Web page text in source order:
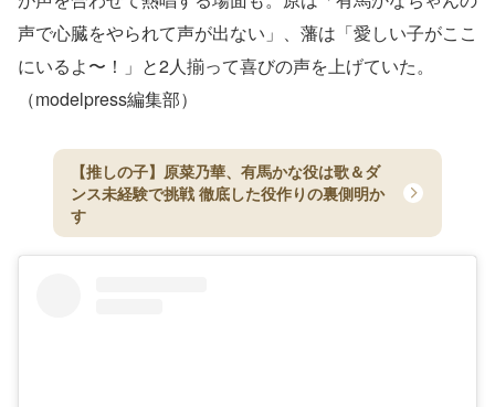
声で心臓をやられて声が出ない」、藩は「愛しい子がここ
にいるよ〜！」と2人揃って喜びの声を上げていた。
（modelpress編集部）
【推しの子】原菜乃華、有馬かな役は歌＆ダ
ンス未経験で挑戦 徹底した役作りの裏側明か
す